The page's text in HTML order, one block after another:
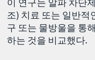
조) 치료 또는 일반적
구 또는 물방울을 통
하는 것을 비교했다.